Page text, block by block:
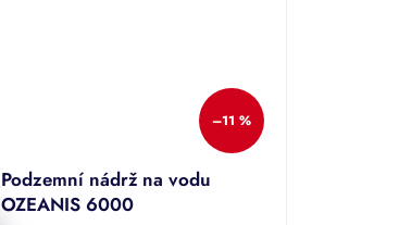
–11 %
Podzemní nádrž na vodu
OZEANIS 6000